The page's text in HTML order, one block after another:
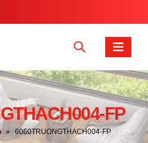
FP
» 6060TRUONGTHACH004-FP